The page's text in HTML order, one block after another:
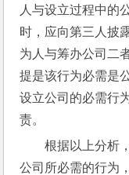
人与设立过程中的
时，应向第三人披
为人与筹办公司二
提是该行为必需是
设立公司的必需行
责。
根据以上分析
公司所必需的行为